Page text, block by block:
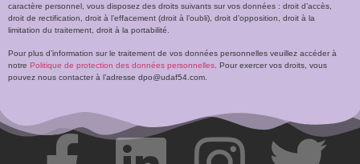
caractère personnel, vous disposez des droits suivants sur vos données : droit d’accès,
droit de rectification, droit à l’effacement (droit à l’oubli), droit d’opposition, droit à la
limitation du traitement, droit à la portabilité.
Pour plus d’information sur le traitement de vos données personnelles veuillez accéder à
notre Politique de protection des données personnelles . Pour exercer vos droits, vous
pouvez nous contacter à l’adresse dpo@udaf54.com.